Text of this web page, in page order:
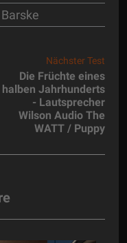
Nächster Test
Die Früchte eines
halben Jahrhunderts
- Lautsprecher
Wilson Audio The
WATT / Puppy